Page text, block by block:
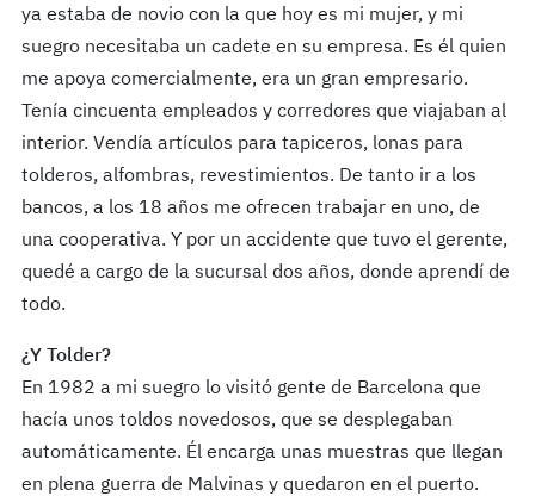
ya estaba de novio con la que hoy es mi mujer, y mi
suegro necesitaba un cadete en su empresa. Es él quien
me apoya comercialmente, era un gran empresario.
Tenía cincuenta empleados y corredores que viajaban al
interior. Vendía artículos para tapiceros, lonas para
tolderos, alfombras, revestimientos. De tanto ir a los
bancos, a los 18 años me ofrecen trabajar en uno, de
una cooperativa. Y por un accidente que tuvo el gerente,
quedé a cargo de la sucursal dos años, donde aprendí de
todo.
¿Y Tolder?
En 1982 a mi suegro lo visitó gente de Barcelona que
hacía unos toldos novedosos, que se desplegaban
automáticamente. Él encarga unas muestras que llegan
en plena guerra de Malvinas y quedaron en el puerto.